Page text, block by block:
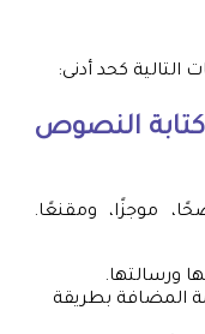
التالية كحد أدنى:
النصوص
موجزًا، ومقنعًا.
ورسالتها.
المضافة بطريقة